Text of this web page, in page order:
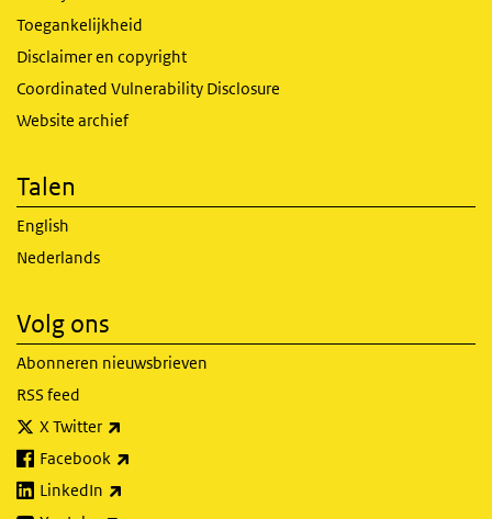
Toegankelijkheid
Disclaimer en copyright
Coordinated Vulnerability Disclosure
Website archief
Talen
English
Nederlands
Volg ons
Abonneren nieuwsbrieven
RSS feed
X Twitter
Facebook
LinkedIn